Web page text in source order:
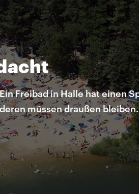
Freibad in Halle hat einen
müssen draußen